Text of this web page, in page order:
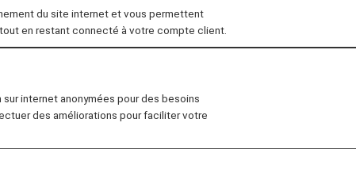
mileage, how to register mileage and more
Asiana Airlines is available for flights boarding until
received until October 31, 2026. For details,
du site internet et vous permettent
en restant connecté à votre compte client.
internet anonymées pour des besoins
des améliorations pour faciliter votre